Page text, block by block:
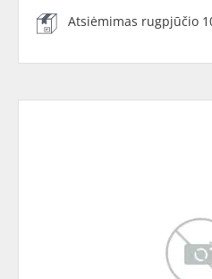
Atsiėmimas rugpjūčio